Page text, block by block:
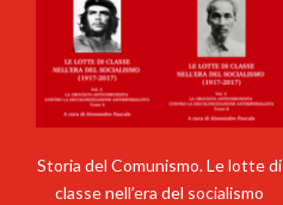
Storia del Comunismo. Le lotte di
classe nell’era del socialismo